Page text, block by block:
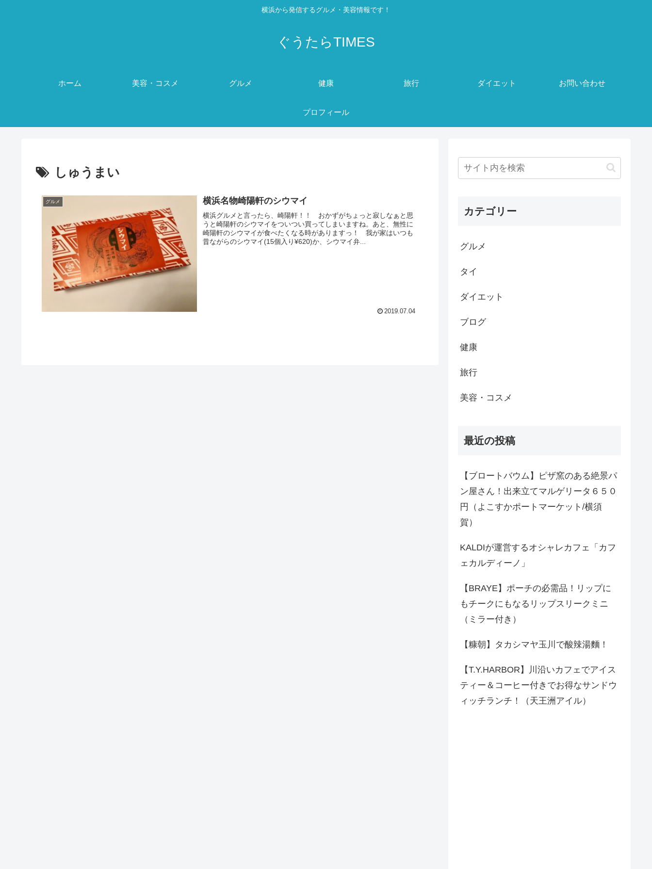
横浜から発信するグルメ・美容情報です！
ぐうたらTIMES
ホーム 美容・コスメ グルメ 健康 旅行 ダイエット お問い合わせ
プロフィール
しゅうまい
グルメ 横浜名物崎陽軒のシウマイ
横浜グルメと言ったら、崎陽軒！！ おかずがちょっと寂しなぁと思
うと崎陽軒のシウマイをついつい買ってしまいますね。あと、無性に
崎陽軒のシウマイが食べたくなる時がありますっ！ 我が家はいつも
昔ながらのシウマイ(15個入り¥620)か、シウマイ弁...
2019.07.04
カテゴリー
グルメ
タイ
ダイエット
ブログ
健康
旅行
美容・コスメ
最近の投稿
【ブロートバウム】ピザ窯のある絶景パ
ン屋さん！出来立てマルゲリータ６５０
円（よこすかポートマーケット/横須
賀）
KALDIが運営するオシャレカフェ「カフ
ェカルディーノ」
【BRAYE】ポーチの必需品！リップに
もチークにもなるリップスリークミニ
（ミラー付き）
【糠朝】タカシマヤ玉川で酸辣湯麵！
【T.Y.HARBOR】川沿いカフェでアイス
ティー＆コーヒー付きでお得なサンドウ
ィッチランチ！（天王洲アイル）